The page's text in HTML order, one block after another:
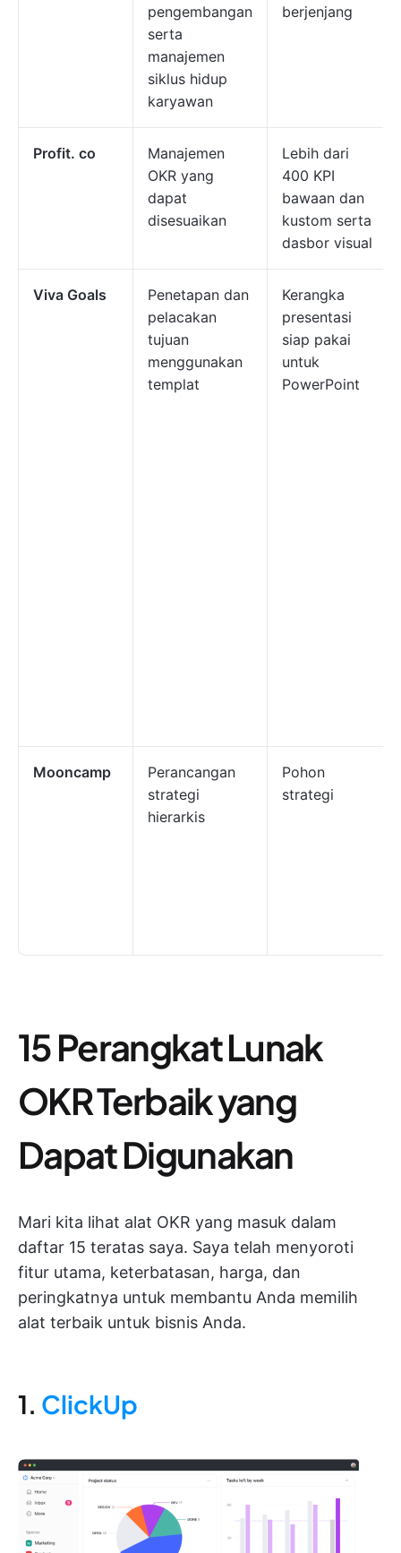
pengembangan
serta
manajemen
siklus hidup
karyawan
berjenjang
Profit. co
Manajemen
OKR yang
dapat
disesuaikan
Lebih dari
400 KPI
bawaan dan
kustom serta
dasbor visual
Viva Goals
Penetapan dan
pelacakan
tujuan
menggunakan
templat
Kerangka
presentasi
siap pakai
untuk
PowerPoint
Mooncamp
Perancangan
strategi
hierarkis
Pohon
strategi
15 Perangkat Lunak
OKR Terbaik yang
Dapat Digunakan
Mari kita lihat alat OKR yang masuk dalam
daftar 15 teratas saya. Saya telah menyoroti
fitur utama, keterbatasan, harga, dan
peringkatnya untuk membantu Anda memilih
alat terbaik untuk bisnis Anda.
1. ClickUp